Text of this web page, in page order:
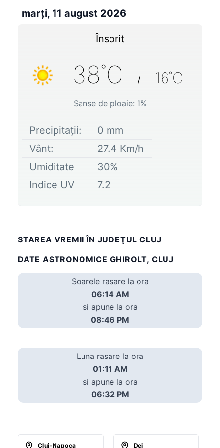
marți, 11 august 2026
Însorit
38˚C / 16˚C
Sanse de ploaie: 1%
Precipitații: 0 mm
Vânt:
27.4 Km/h
Umiditate
30%
Indice UV
7.2
STAREA VREMII ÎN JUDEŢUL CLUJ
DATE ASTRONOMICE GHIROLT, CLUJ
Soarele rasare la ora
06:14 AM
si apune la ora
08:46 PM
Luna rasare la ora
01:11 AM
si apune la ora
06:32 PM
Cluj-Napoca Dej